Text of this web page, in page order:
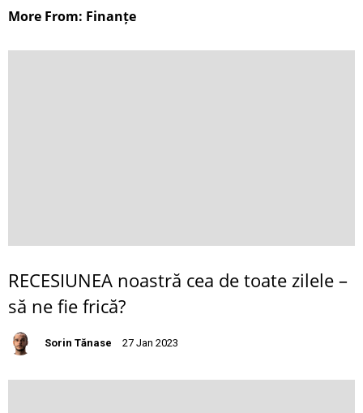
More From: Finanțe
RECESIUNEA noastră cea de toate zilele –
să ne fie frică?
Sorin Tănase 27 Jan 2023